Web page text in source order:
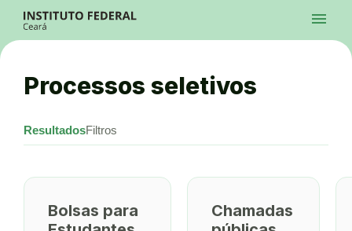
Ir para a busca
Ir para o menu principal
Ir para o conteúdo
Alto Contraste
Login da Área Administrativa
menu
Processos seletivos
ResultadosFiltros
Bolsas para
Chamadas